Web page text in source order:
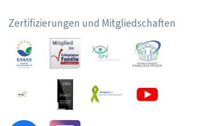
Zertifizierungen und Mitgliedschaften